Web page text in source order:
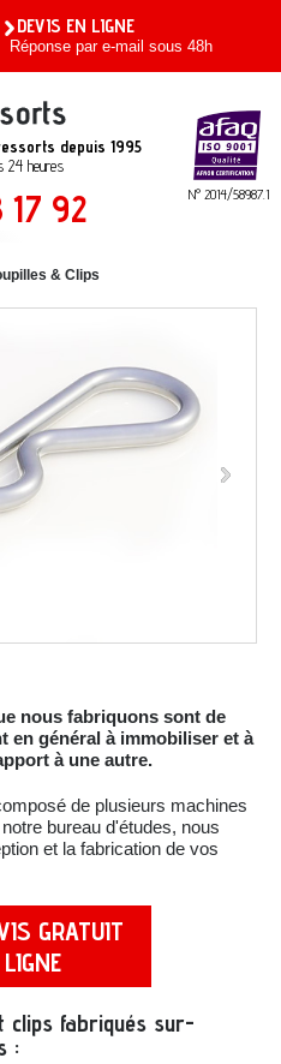
DEVIS EN LIGNE
Réponse par e-mail sous 48h
N° 2014/58987.1
depuis 1995
24 heures
92
& Clips
nous fabriquons sont de
en général à immobiliser et à
à une autre.
de plusieurs machines
bureau d'études, nous
et la fabrication de vos
GRATUIT
clips fabriqués sur-
: